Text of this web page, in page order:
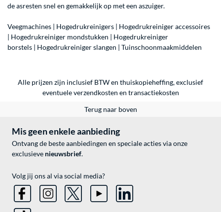
de asresten snel en gemakkelijk op met een aszuiger.
Veegmachines | Hogedrukreinigers | Hogedrukreiniger accessoires
| Hogedrukreiniger mondstukken | Hogedrukreiniger
borstels | Hogedrukreiniger slangen | Tuinschoonmaakmiddelen
Alle prijzen zijn inclusief BTW en thuiskopieheffing, exclusief
eventueleverzendkosten en transactiekosten
Terug naar boven
Mis geen enkele aanbieding
Ontvang de beste aanbiedingen en speciale acties via onze
exclusieve nieuwsbrief.
Volg jij ons al via social media?